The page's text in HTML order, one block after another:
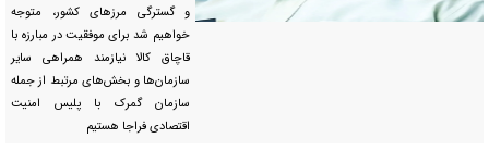
و گسترگی مرز‌های کشور، متوجه
خواهیم شد برای موفقیت در مبارزه با
قاچاق کالا نیازمند همراهی سایر
سازمان‌ها و بخش‌های مرتبط از جمله
سازمان گمرک با پلیس امنیت
اقتصادی فراجا هستیم